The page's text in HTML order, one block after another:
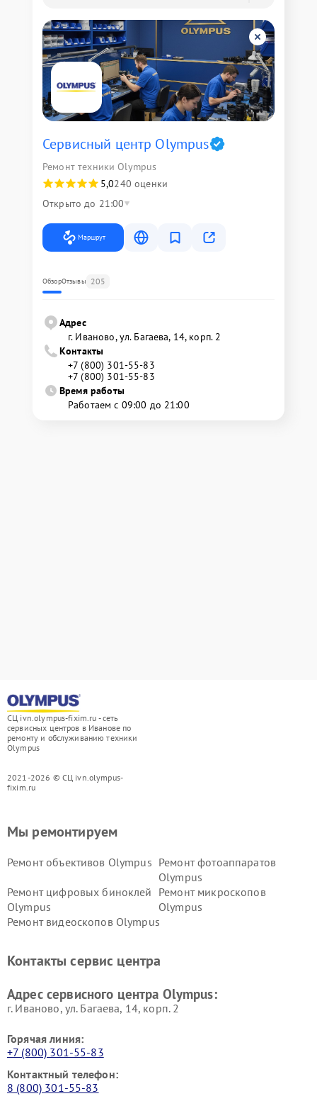
Сервисный центр Olympus
Ремонт техники Olympus
5,0240 оценки
Открыто до 21:00
Маршрут
ОбзорОтзывы 205
Адрес
г. Иваново, ул. Багаева, 14, корп. 2
Контакты
+7 (800) 301-55-83
+7 (800) 301-55-83
Время работы
Работаем с 09:00 до 21:00
СЦ ivn.olympus-fixim.ru - сеть
сервисных центров в Иванове по
ремонту и обслуживанию техники
Olympus
2021-2026 © СЦ ivn.olympus-
fixim.ru
Мы ремонтируем
Ремонт объективов Olympus Ремонт фотоаппаратов
Olympus
Ремонт цифровых биноклей
Olympus
Ремонт микроскопов
Olympus
Ремонт видеоскопов Olympus
Контакты сервис центра
Адрес сервисного центра Olympus:
г. Иваново, ул. Багаева, 14, корп. 2
Горячая линия:
+7 (800) 301-55-83
Контактный телефон:
8 (800) 301-55-83